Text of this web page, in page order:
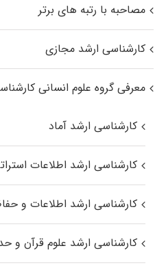
مصاحبه با رتبه های برتر
کارشناسی ارشد مجازی
معرفی گروه علوم انسانی
کارشناسی ارشد آماد
کارشناسی ارشد اطلاعات
کارشناسی ارشد اطلاعات و
کارشناسی ارشد علوم قرآن و